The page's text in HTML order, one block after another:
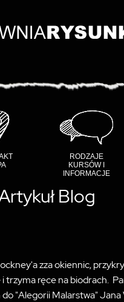
RODZAJE
KURSÓW I
INFORMACJE
Blog
zza okiennic,
ręce na biodrach.
"Alegorii Malarstwa"